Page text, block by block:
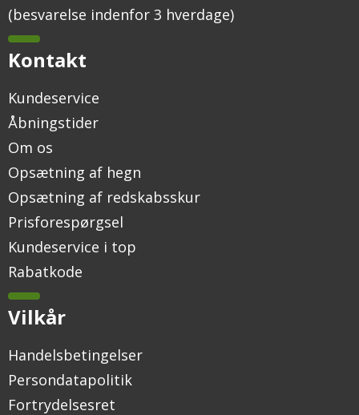
(besvarelse indenfor 3 hverdage)
Kontakt
Kundeservice
Åbningstider
Om os
Opsætning af hegn
Opsætning af redskabsskur
Prisforespørgsel
Kundeservice i top
Rabatkode
Vilkår
Handelsbetingelser
Persondatapolitik
Fortrydelsesret